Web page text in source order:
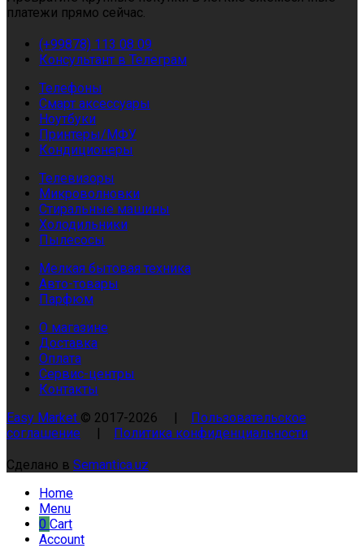
платежи прямо сейчас.
(+99878) 113 08 09
Консультант в Телеграм
Телефоны
Смарт аксессуары
Ноутбуки
Принтеры/МФУ
Кондиционеры
Телевизоры
Микроволновки
Стиральные машины
Холодильники
Пылесосы
Мелкая бытовая техника
Авто-товары
Парфюм
О магазине
Доставка
Оплата
Сервис-центры
Контакты
Easy Market © 2017-2026 | Пользовательское
соглашение | Политика конфиденциальности
Сделано в Semantica.uz
Home
Menu
0 Cart
Account